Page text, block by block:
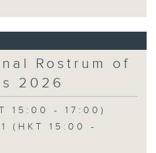
Rostrum of
2026
15:00 - 17:00)
(HKT 15:00 -